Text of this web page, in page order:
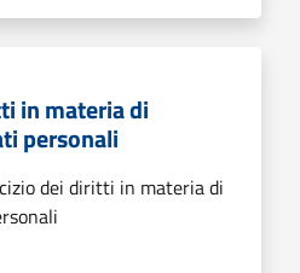
in materia di
personali
dei diritti in materia di